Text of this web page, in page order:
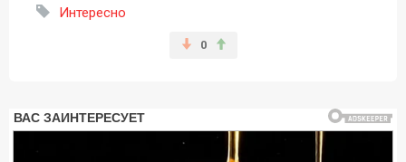
Интересно
0